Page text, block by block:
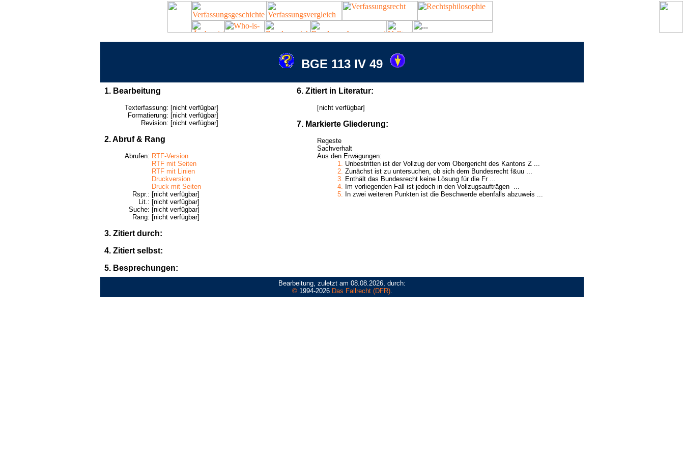
BGE 113 IV 49
1. Bearbeitung
Texterfassung: [nicht verfügbar]
Formatierung: [nicht verfügbar]
Revision: [nicht verfügbar]
2. Abruf & Rang
Abrufen: RTF-Version
RTF mit Seiten
RTF mit Linien
Druckversion
Druck mit Seiten
Rspr.: [nicht verfügbar]
Lit.: [nicht verfügbar]
Suche: [nicht verfügbar]
Rang: [nicht verfügbar]
3. Zitiert durch:
4. Zitiert selbst:
5. Besprechungen:
6. Zitiert in Literatur:
[nicht verfügbar]
7. Markierte Gliederung:
Regeste
Sachverhalt
Aus den Erwägungen:
1. Unbestritten ist der Vollzug der vom Obergericht des Kantons Z ...
2. Zunächst ist zu untersuchen, ob sich dem Bundesrecht f&uu ...
3. Enthält das Bundesrecht keine Lösung für die Fr ...
4. Im vorliegenden Fall ist jedoch in den Vollzugsaufträgen ...
5. In zwei weiteren Punkten ist die Beschwerde ebenfalls abzuweis ...
Bearbeitung, zuletzt am 08.08.2026, durch:
©1994-2026 Das Fallrecht (DFR).